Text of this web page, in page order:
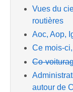
Vues du
routières
Aoc, Aop,
Ce mois-
Co-
autour de